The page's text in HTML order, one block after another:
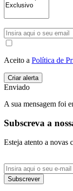
Aceito a Política de
Enviado
A sua mensagem foi
Subscreva a
Esteja atento a novas